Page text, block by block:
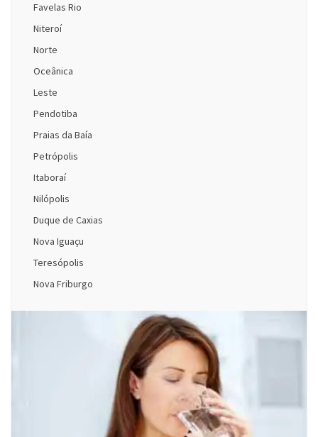
Favelas Rio
Niteroí
Norte
Oceânica
Leste
Pendotiba
Praias da Baía
Petrópolis
Itaboraí
Nilópolis
Duque de Caxias
Nova Iguaçu
Teresópolis
Nova Friburgo